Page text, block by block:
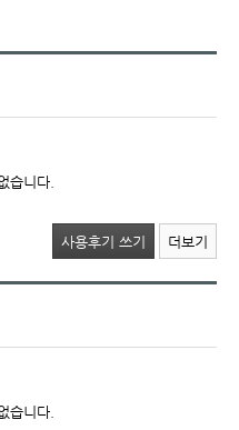
습니다.
사용후기 쓰기 더보기
습니다.